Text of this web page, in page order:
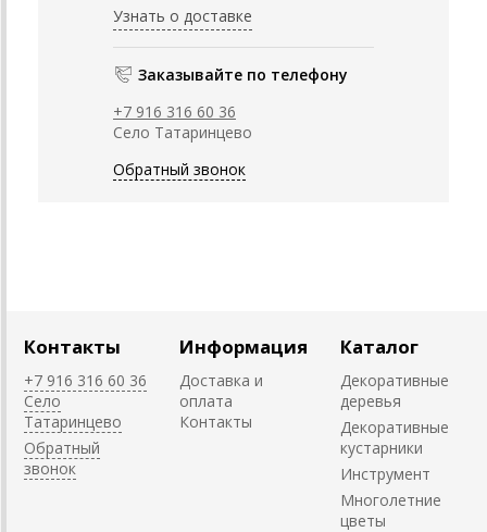
Узнать о доставке
Заказывайте по телефону
+7 916 316 60 36
Село Татаринцево
Обратный звонок
Контакты
+7 916 316 60 36
Село
Татаринцево
Обратный
звонок
Информация
Доставка и
оплата
Контакты
Каталог
Декоративные
деревья
Декоративные
кустарники
Инструмент
Многолетние
цветы